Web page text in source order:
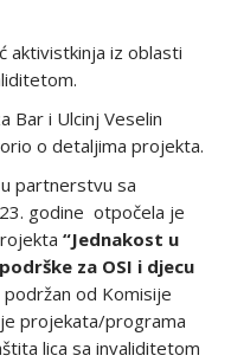
aktivistkinja iz oblasti
Bar i Ulcinj Veselin
o detaljima projekta.
partnerstvu sa
godine otpočela je
“Jednakost u
za OSI i djecu
podržan od Komisije
projekata/programa
lica sa invaliditetom